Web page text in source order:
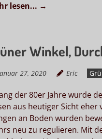
lesen... →
Winkel,
27, 2020 Eric
der 80er Jahre wurde
aus heutiger Sicht eher
an Boden wurden
neu zu regulieren. Mit